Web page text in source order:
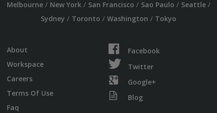
Melbourne/ New York/ San Francisco / Sao Paulo / Seattle/
Sydney / Toronto / Washington / Tokyo
About
Workspace
Careers
Terms Of Use
Faq
Facebook
Twitter
Google+
Blog